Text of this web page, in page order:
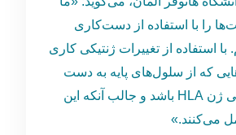
را با استفاده از دست‌کاری
با استفاده از تغییرات ژنتیکی کاری
که از سلول‌های پایه به دست
می‌آوریم فاقد آنتی ژن HLA باشد و جالب آنکه این
می‌کنند.»